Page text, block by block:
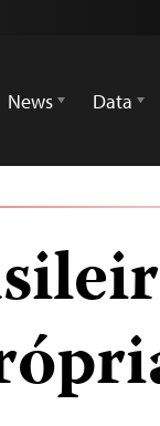
News
Data